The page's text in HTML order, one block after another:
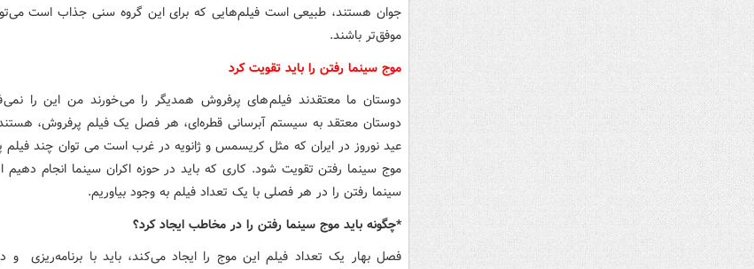
جوان هستند، طبیعی است فیلم‌هایی که برای این گروه سنی جذاب است
موفق‌تر باشند.
موج سینما رفتن را باید تقویت کرد
دوستان ما معتقدند فیلم های پرفروش همدیگر را می خورند من این را نمی
دوستان معتقد به سیستم آبرسانی قطره‌ای، هر فصل یک فیلم پرفروش،
عید نوروز در ایران که مثل کریسمس و ژانویه در غرب است می توان چند
موج سینما رفتن تقویت شود. کاری که باید در حوزه اکران سینما انجام
سینما رفتن را در هر فصلی با یک تعداد فیلم به وجود بیاوریم.
*چگونه باید موج سینما رفتن را در مخاطب ایجاد کرد؟
فصل بهار یک تعداد فیلم این موج را ایجاد می‌کند، باید با برنامه‌ریزی و